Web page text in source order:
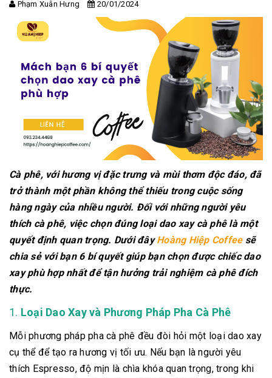
Phạm Xuân Hưng 20/01/2024
Cà phê, với hương vị đặc trưng và mùi thơm độc đáo, đã
trở thành một phần không thể thiếu trong cuộc sống
hàng ngày của nhiều người. Đối với những người yêu
thích cà phê, việc chọn đúng loại dao xay cà phê là một
quyết định quan trọng. Dưới đâyHoàng Hiệp Coffee sẽ
chia sẻ với bạn 6 bí quyết giúp bạn chọn được chiếc dao
xay phù hợp nhất để tận hưởng trải nghiệm cà phê đích
thực.
1. Loại Dao Xay và Phương Pháp Pha Cà Phê
Mỗi phương pháp pha cà phê đều đòi hỏi một loại dao xay
cụ thể để tạo ra hương vị tối ưu. Nếu bạn là người yêu
thích Espresso, độ mịn là chìa khóa quan trọng, trong khi